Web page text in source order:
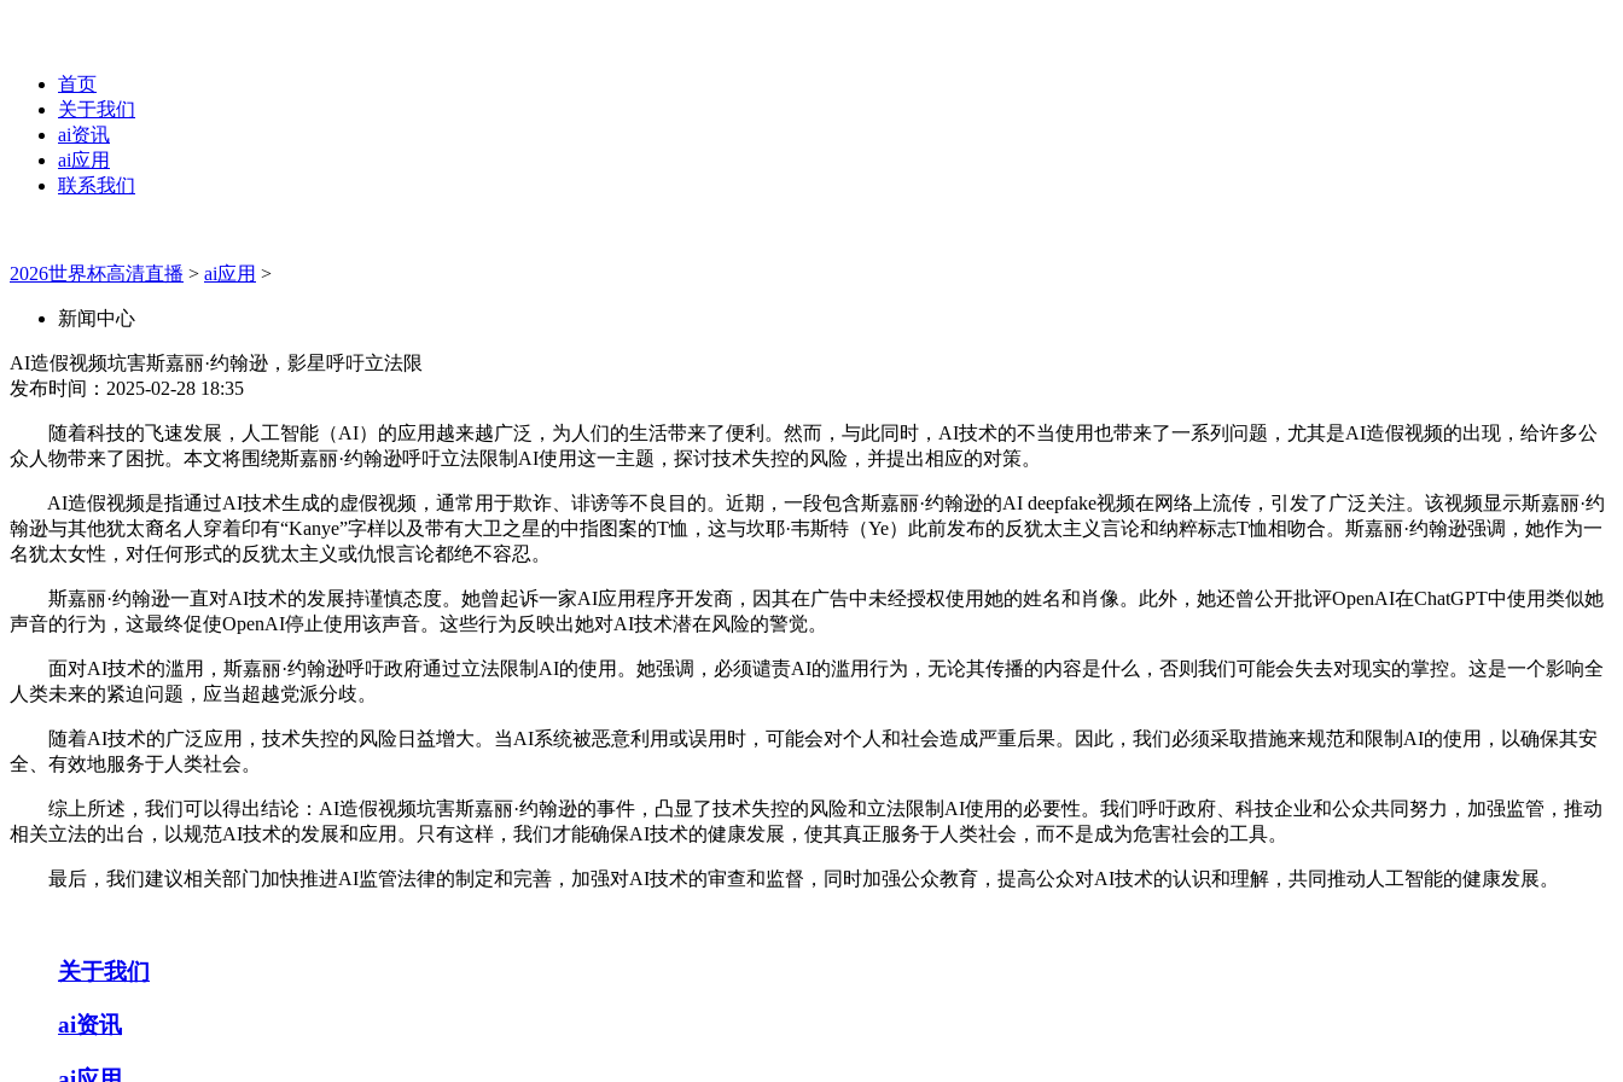
首页
关于我们
ai资讯
ai应用
联系我们
2026世界杯高清直播 > ai应用 >
新闻中心
AI造假视频坑害斯嘉丽·约翰逊，影星呼吁立法限
发布时间：2025-02-28 18:35
随着科技的飞速发展，人工智能（AI）的应用越来越广泛，为人们的生活带来了便利。然而，与此同时，AI技术的不当使用也带来了一系列问题，尤其是AI造假视频的出现，给许多公
众人物带来了困扰。本文将围绕斯嘉丽·约翰逊呼吁立法限制AI使用这一主题，探讨技术失控的风险，并提出相应的对策。
AI造假视频是指通过AI技术生成的虚假视频，通常用于欺诈、诽谤等不良目的。近期，一段包含斯嘉丽·约翰逊的AI deepfake视频在网络上流传，引发了广泛关注。该视频显示斯嘉丽·约
翰逊与其他犹太裔名人穿着印有“Kanye”字样以及带有大卫之星的中指图案的T恤，这与坎耶·韦斯特（Ye）此前发布的反犹太主义言论和纳粹标志T恤相吻合。斯嘉丽·约翰逊强调，她作为一
名犹太女性，对任何形式的反犹太主义或仇恨言论都绝不容忍。
斯嘉丽·约翰逊一直对AI技术的发展持谨慎态度。她曾起诉一家AI应用程序开发商，因其在广告中未经授权使用她的姓名和肖像。此外，她还曾公开批评OpenAI在ChatGPT中使用类似她
声音的行为，这最终促使OpenAI停止使用该声音。这些行为反映出她对AI技术潜在风险的警觉。
面对AI技术的滥用，斯嘉丽·约翰逊呼吁政府通过立法限制AI的使用。她强调，必须谴责AI的滥用行为，无论其传播的内容是什么，否则我们可能会失去对现实的掌控。这是一个影响全
人类未来的紧迫问题，应当超越党派分歧。
随着AI技术的广泛应用，技术失控的风险日益增大。当AI系统被恶意利用或误用时，可能会对个人和社会造成严重后果。因此，我们必须采取措施来规范和限制AI的使用，以确保其安
全、有效地服务于人类社会。
综上所述，我们可以得出结论：AI造假视频坑害斯嘉丽·约翰逊的事件，凸显了技术失控的风险和立法限制AI使用的必要性。我们呼吁政府、科技企业和公众共同努力，加强监管，推动
相关立法的出台，以规范AI技术的发展和应用。只有这样，我们才能确保AI技术的健康发展，使其真正服务于人类社会，而不是成为危害社会的工具。
最后，我们建议相关部门加快推进AI监管法律的制定和完善，加强对AI技术的审查和监督，同时加强公众教育，提高公众对AI技术的认识和理解，共同推动人工智能的健康发展。
关于我们
ai资讯